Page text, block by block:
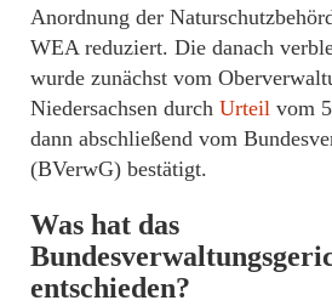
Anordnung der
WEA reduziert. Die danach
wurde zunächst vom
Niedersachsen durch Urteil vom
dann abschließend vom
(BVerwG) bestätigt.
Was hat das
entschieden?